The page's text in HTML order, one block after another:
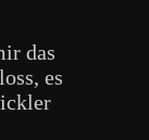
das
es